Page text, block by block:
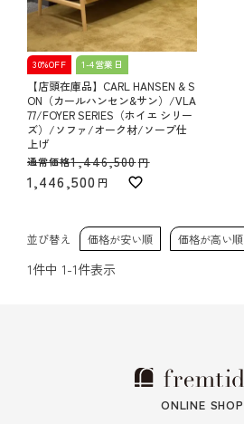
30%OFF 1-4営業日
【店頭在庫品】CARL HANSEN & S
ON（カールハンセン&サン）/VLA
77/FOYER SERIES（ホイエ シリー
ズ）/ソファ/オーク材/ソープ仕
上げ
通常価格1,446,500
1,446,500
並び替え 価格が安い順 価格が高い順
1件中 1-1件表示
ONLINE SHOP